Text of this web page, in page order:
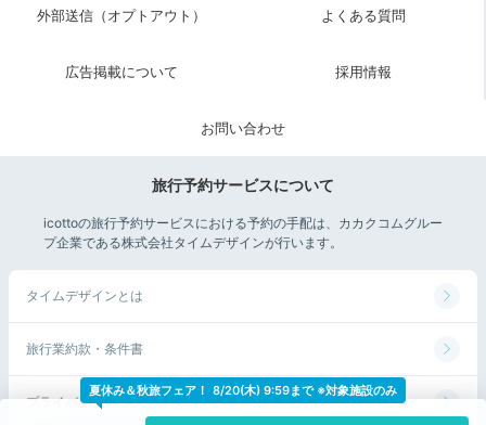
2人の会話が弾む夜
お部屋のテーブル（一例）
パラキチさんの投稿
1日の終わりはお部屋でゆったりと。お天気に恵まれれ
夏休み＆秋旅フェア！ 8/20(木) 9:59まで ※対象施設のみ
外部送信（オプトアウト） よくある質問
広告掲載について 採用情報
お問い合わせ
旅行予約サービスについて
icottoの旅行予約サービスにおける予約の手配は、カカクコムグルー
プ企業である株式会社タイムデザインが行います。
タイムデザインとは
旅行業約款・条件書
プライバシーポリシー